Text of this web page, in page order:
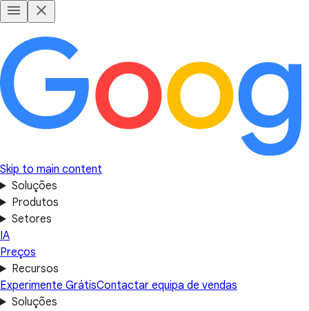
Skip to main content
Soluções
Produtos
Setores
IA
Preços
Recursos
Experimente GrátisContactar equipa de vendas
Soluções